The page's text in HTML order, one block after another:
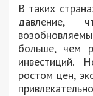
В таких
давление,
больше, чем
инвестиций.
ростом цен,